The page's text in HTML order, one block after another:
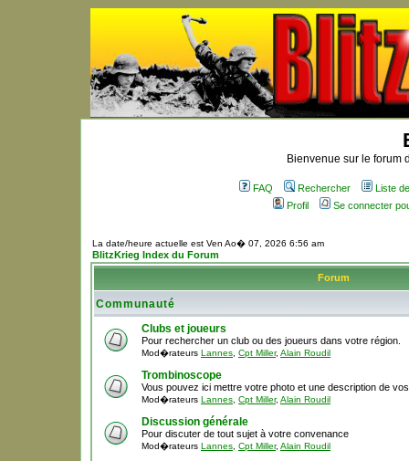
Bienvenue sur le forum
FAQ Rechercher
Liste
Profil
Se connecter
La date/heure actuelle est Ven Ao� 07, 2026 6:56 am
BlitzKrieg Index du Forum
Forum
Communauté
Clubs et joueurs
Pour rechercher un club ou des joueurs dans votre région.
Mod�rateurs Lannes Cpt Miller, Alain Roudil
Trombinoscope
Vous pouvez ici mettre votre photo et une description de
Mod�rateurs Lannes Cpt Miller, Alain Roudil
Discussion générale
Pour discuter de tout sujet à votre convenance
Mod�rateurs Lannes Cpt Miller, Alain Roudil